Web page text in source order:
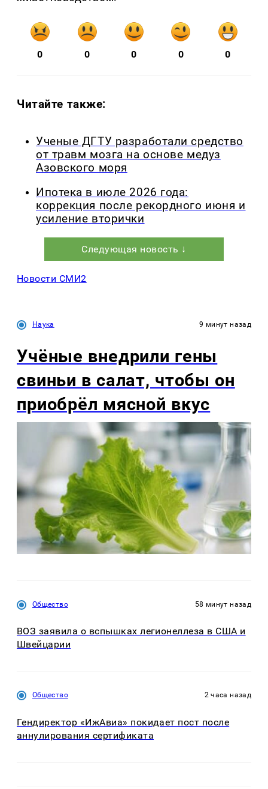
0 0 0 0 0
Читайте также:
Ученые ДГТУ разработали средство
от травм мозга на основе медуз
Азовского моря
Ипотека в июле 2026 года:
коррекция после рекордного июня и
усиление вторички
Следующая новость ↓
Новости СМИ2
Наука 9 минут назад
Учёные внедрили гены
свиньи в салат, чтобы он
приобрёл мясной вкус
Общество 58 минут назад
ВОЗ заявила о вспышках легионеллеза в США и
Швейцарии
Общество 2 часа назад
Гендиректор «ИжАвиа» покидает пост после
аннулирования сертификата